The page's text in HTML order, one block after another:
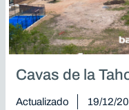
Cavas de la
Actualizado 19/12/